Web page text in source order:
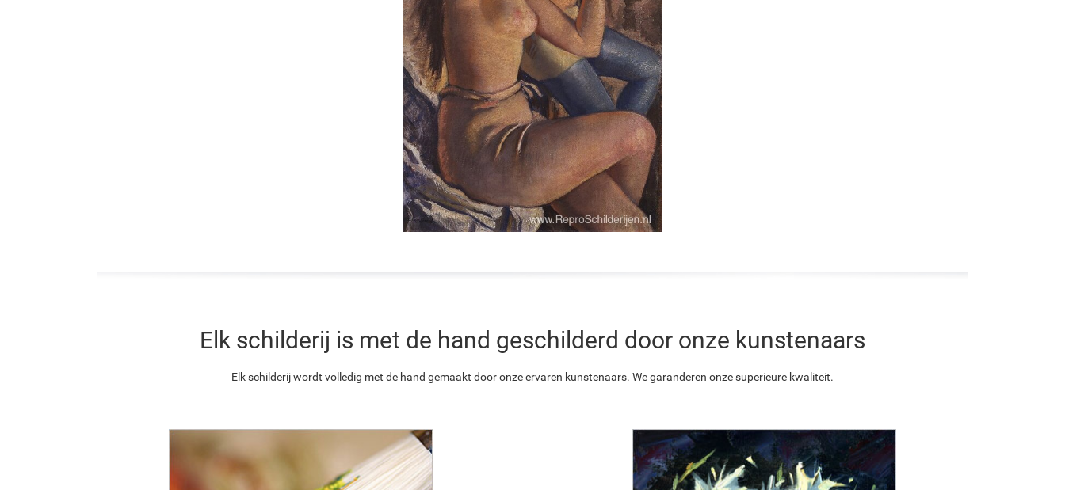
Elk schilderij is met de hand geschilderd door onze kunstenaars
Elk schilderij wordt volledig met de hand gemaakt door onze ervaren kunstenaars. We garanderen onze superieure kwaliteit.